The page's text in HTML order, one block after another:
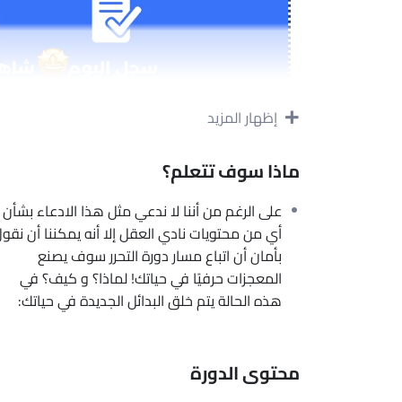
دورة التحرر من إدمان مشاهدة الأفلام
نحن نعلم كم حاولت في الماضي الإقلاع عن هذه
هذه المرة، الوضع مختلف. هذه هي فرصتك
جديدة مليئة بالسلام الداخلي والنجاح.
تعليمية مركزة.
إظهار المزيد
ماذا سوف تتعلم؟
على الرغم من أننا لا ندعي مثل هذا الادعاء بشأن
أي من محتويات نادي العقل إلا أنه يمكننا أن
بأمان أن اتباع مسار دورة التحرر سوف يصنع
المعجزات حرفيًا في حياتك! لماذا؟ و كيف؟ في
هذه الحالة يتم خلق البدائل الجديدة في حياتك:
محتوى الدورة